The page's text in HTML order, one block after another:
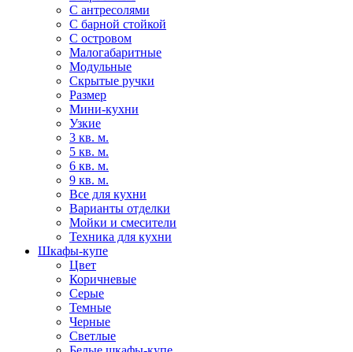
С антресолями
С барной стойкой
С островом
Малогабаритные
Модульные
Скрытые ручки
Размер
Мини-кухни
Узкие
3 кв. м.
5 кв. м.
6 кв. м.
9 кв. м.
Все для кухни
Варианты отделки
Мойки и смесители
Техника для кухни
Шкафы-купе
Цвет
Коричневые
Серые
Темные
Черные
Светлые